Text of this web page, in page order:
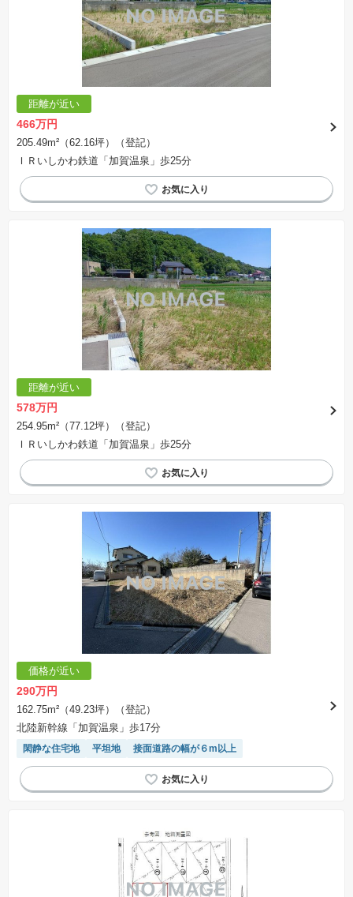
距離が近い
466万円
205.49m²（62.16坪）（登記）
ＩＲいしかわ鉄道「加賀温泉」歩25分
距離が近い
578万円
254.95m²（77.12坪）（登記）
ＩＲいしかわ鉄道「加賀温泉」歩25分
価格が近い
290万円
162.75m²（49.23坪）（登記）
北陸新幹線「加賀温泉」歩17分
閑静な住宅地 平坦地 接面道路の幅が６m以上